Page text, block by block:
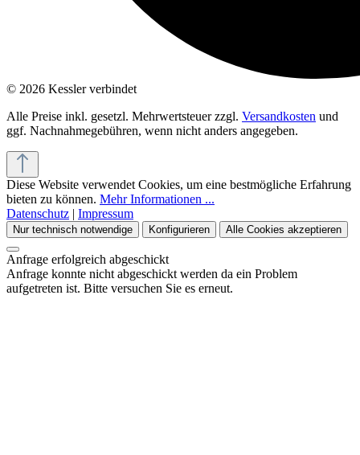
© 2026 Kessler verbindet
Alle Preise inkl. gesetzl. Mehrwertsteuer zzgl. Versandkosten und
ggf. Nachnahmegebühren, wenn nicht anders angegeben.
Diese Website verwendet Cookies, um eine bestmögliche Erfahrung
bieten zu können. Mehr Informationen ...
Datenschutz | Impressum
Nur technisch notwendige Konfigurieren Alle Cookies akzeptieren
Anfrage erfolgreich abgeschickt
Anfrage konnte nicht abgeschickt werden da ein Problem
aufgetreten ist. Bitte versuchen Sie es erneut.